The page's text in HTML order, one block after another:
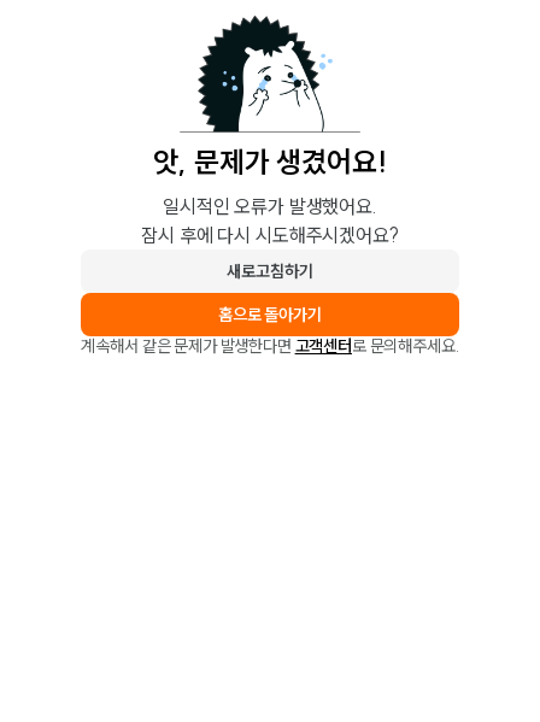
앗, 문제가 생겼어요!
일시적인 오류가 발생했어요.
잠시 후에 다시 시도해주시겠어요?
새로고침하기
홈으로 돌아가기
계속해서 같은 문제가 발생한다면 고객센터로 문의해주세요.